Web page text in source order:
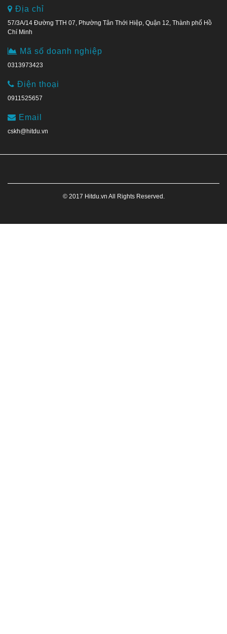
Địa chỉ
57/3A/14 Đường TTH 07, Phường Tân Thới Hiệp, Quận 12, Thành phố Hồ
Chí Minh
Mã số doanh nghiệp
0313973423
Điện thoại
0911525657
Email
cskh@hitdu.vn
© 2017 Hitdu.vn All Rights Reserved.